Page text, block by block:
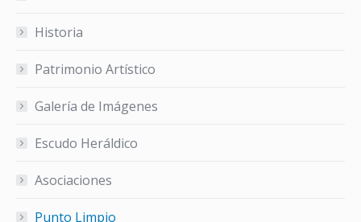
Historia
Patrimonio Artístico
Galería de Imágenes
Escudo Heráldico
Asociaciones
Punto Limpio